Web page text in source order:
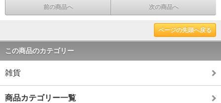
前の商品へ 次の商品へ
ページの先頭へ戻る
この商品のカテゴリー
雑貨
商品カテゴリー一覧